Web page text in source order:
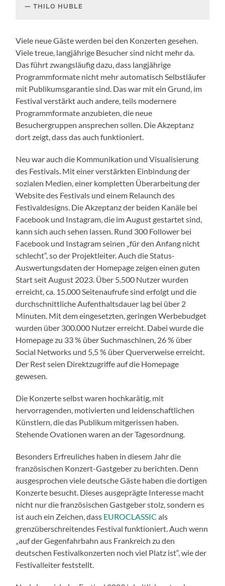
THILO HUBLE
Viele neue Gäste werden bei den Konzerten gesehen.
Viele treue, langjährige Besucher sind nicht mehr da.
Das führt zwangsläufig dazu, dass langjährige
Programmformate nicht mehr automatisch Selbstläufer
mit Publikumsgarantie sind. Das war mit ein Grund, im
Festival verstärkt auch andere, teils modernere
Programmformate anzubieten, die neue
Besuchergruppen ansprechen sollen. Die Akzeptanz
dort zeigt, dass das auch funktioniert.
Neu war auch die Kommunikation und Visualisierung
des Festivals. Mit einer verstärkten Einbindung der
sozialen Medien, einer kompletten Überarbeitung der
Website des Festivals und einem Relaunch des
Festivaldesigns. Die Akzeptanz der beiden Kanäle bei
Facebook und Instagram, die im August gestartet sind,
kann sich auch sehen lassen. Rund 300 Follower bei
Facebook und Instagram seinen „für den Anfang nicht
schlecht“, so der Projektleiter. Auch die Status-
Auswertungsdaten der Homepage zeigen einen guten
Start seit August 2023. Über 5.500 Nutzer wurden
erreicht, ca. 15.000 Seitenaufrufe sind erfolgt und die
durchschnittliche Aufenthaltsdauer lag bei über 2
Minuten. Mit dem eingesetzten, geringen Werbebudget
wurden über 300.000 Nutzer erreicht. Dabei wurde die
Homepage zu 33 % über Suchmaschinen, 26 % über
Social Networks und 5,5 % über Querverweise erreicht.
Der Rest seien Direktzugriffe auf die Homepage
gewesen.
Die Konzerte selbst waren hochkarätig, mit
hervorragenden, motivierten und leidenschaftlichen
Künstlern, die das Publikum mitgerissen haben.
Stehende Ovationen waren an der Tagesordnung.
Besonders Erfreuliches haben in diesem Jahr die
französischen Konzert-Gastgeber zu berichten. Denn
ausgesprochen viele deutsche Gäste haben die dortigen
Konzerte besucht. Dieses ausgeprägte Interesse macht
nicht nur die französischen Gastgeber stolz, sondern es
ist auch ein Zeichen, dass EUROCLASSIC als
grenzüberschreitendes Festival funktioniert. Auch wenn
„auf der Gegenfahrbahn aus Frankreich zu den
deutschen Festivalkonzerten noch viel Platz ist“, wie der
Festivalleiter feststellt.